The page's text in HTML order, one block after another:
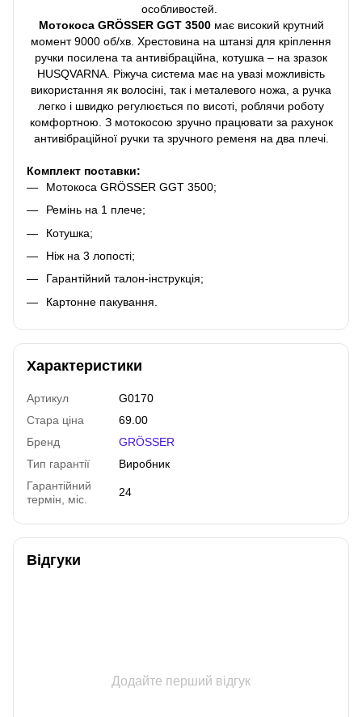
особливостей.
Мотокоса GRÖSSER GGT 3500має високий крутний
момент 9000 об/хв. Хрестовина на штанзі для кріплення
ручки посилена та антивібраційна, котушка – на зразок
HUSQVARNA. Ріжуча система має на увазі можливість
використання як волосіні, так і металевого ножа, а ручка
легко і швидко регулюється по висоті, роблячи роботу
комфортною. З мотокосою зручно працювати за рахунок
антивібраційної ручки та зручного ременя на два плечі.
Комплект поставки:
Мотокоса GRÖSSER GGT 3500;
Ремінь на 1 плече;
Котушка;
Ніж на 3 лопості;
Гарантійний талон-інструкція;
Картонне пакування.
Характеристики
Артикул
G0170
Стара ціна
69.00
Бренд
GRÖSSER
Тип гарантії
Виробник
Гарантійний
термін, міс.
24
Відгуки
Додайте перший відгук